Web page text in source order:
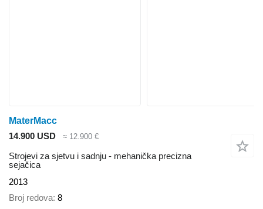
MaterMacc
14.900 USD
≈ 12.900 €
Strojevi za sjetvu i sadnju - mehanička precizna
sejačica
2013
Broj redova 8